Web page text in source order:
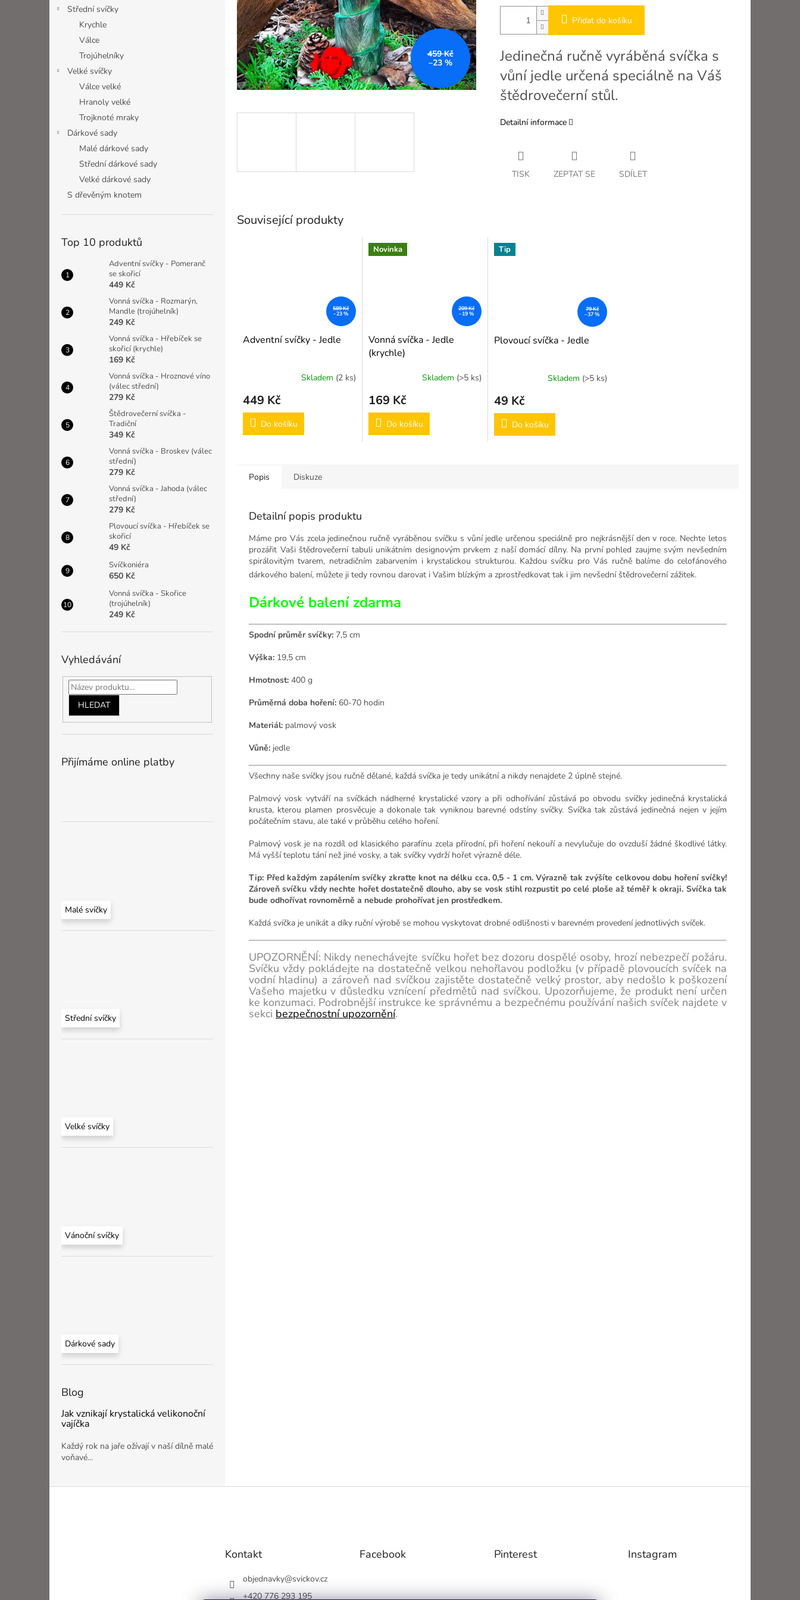
Střední svíčky
Krychle
Válce
Trojúhelníky
Velké svíčky
Válce velké
Hranoly velké
Trojknoté mraky
Dárkové sady
Malé dárkové sady
Střední dárkové sady
Velké dárkové sady
S dřevěným knotem
Top 10 produktů
Adventní svíčky - Pomeranč
se skořicí
449 Kč
Vonná svíčka - Rozmarýn,
Mandle (trojúhelník)
249 Kč
Vonná svíčka - Hřebíček se
skořicí (krychle)
169 Kč
Vonná svíčka - Hroznové víno
(válec střední)
279 Kč
Štědrovečerní svíčka -
Tradiční
349 Kč
Vonná svíčka - Broskev (válec
střední)
279 Kč
Vonná svíčka - Jahoda (válec
střední)
279 Kč
Plovoucí svíčka - Hřebíček se
skořicí
49 Kč
Svíčkoniéra
650 Kč
Vonná svíčka - Skořice
(trojúhelník)
249 Kč
Vyhledávání
HLEDAT
Přijímáme online platby
Malé svíčky
Střední svíčky
Velké svíčky
Vánoční svíčky
Dárkové sady
Blog
Jak vznikají krystalická velikonoční
vajíčka
Každý rok na jaře ožívají v naší dílně malé
voňavé...
459 Kč
–23 %
Přidat do košíku
Jedinečná ručně vyráběná svíčka s
vůní jedle určená speciálně na Váš
štědrovečerní stůl.
Detailní informace
TISK ZEPTAT SE SDÍLET
Související produkty
589 Kč
–23 %
Adventní svíčky - Jedle
Skladem (2 ks)
449 Kč
Do košíku
Novinka
209 Kč
–19 %
Vonná svíčka - Jedle
(krychle)
Skladem (>5 ks)
169 Kč
Do košíku
Tip
79 Kč
–37 %
Plovoucí svíčka - Jedle
Skladem (>5 ks)
49 Kč
Do košíku
Popis Diskuze
Detailní popis produktu
Máme pro Vás zcela jedinečnou ručně vyráběnou svíčku s vůní jedle určenou speciálně pro nejkrásnější den v roce. Nechte letos
prozářit Vaši štědrovečerní tabuli unikátním designovým prvkem z naší domácí dílny. Na první pohled zaujme svým nevšedním
spirálovitým tvarem, netradičním zabarvením i krystalickou strukturou. Každou svíčku pro Vás ručně balíme do celofánového
dárkového balení, můžete ji tedy rovnou darovat i Vašim blízkým a zprostředkovat tak i jim nevšední štědrovečerní zážitek.
Dárkové balení zdarma
Spodní průměr svíčky: 7,5 cm
Výška: 19,5 cm
Hmotnost: 400 g
Průměrná doba hoření: 60-70 hodin
Materiál: palmový vosk
Vůně: jedle
Všechny naše svíčky jsou ručně dělané, každá svíčka je tedy unikátní a nikdy nenajdete 2 úplně stejné.
Palmový vosk vytváří na svíčkách nádherné krystalické vzory a při odhořívání zůstává po obvodu svíčky jedinečná krystalická
krusta, kterou plamen prosvěcuje a dokonale tak vyniknou barevné odstíny svíčky. Svíčka tak zůstává jedinečná nejen v jejím
počátečním stavu, ale také v průběhu celého hoření.
Palmový vosk je na rozdíl od klasického parafínu zcela přírodní, při hoření nekouří a nevylučuje do ovzduší žádné škodlivé látky.
Má vyšší teplotu tání než jiné vosky, a tak svíčky vydrží hořet výrazně déle.
Tip: Před každým zapálením svíčky zkraťte knot na délku cca. 0,5 - 1 cm. Výrazně tak zvýšíte celkovou dobu hoření svíčky!
Zároveň svíčku vždy nechte hořet dostatečně dlouho, aby se vosk stihl rozpustit po celé ploše až téměř k okraji. Svíčka tak
bude odhořívat rovnoměrně a nebude prohořívat jen prostředkem.
Každá svíčka je unikát a díky ruční výrobě se mohou vyskytovat drobné odlišnosti v barevném provedení jednotlivých svíček.
UPOZORNĚNÍ: Nikdy nenechávejte svíčku hořet bez dozoru dospělé osoby, hrozí nebezpečí požáru.
Svíčku vždy pokládejte na dostatečně velkou nehořlavou podložku (v případě plovoucích svíček na
vodní hladinu) a zároveň nad svíčkou zajistěte dostatečně velký prostor, aby nedošlo k poškození
Vašeho majetku v důsledku vznícení předmětů nad svíčkou. Upozorňujeme, že produkt není určen
ke konzumaci. Podrobnější instrukce ke správnému a bezpečnému používání našich svíček najdete v
sekci bezpečnostní upozornění.
Kontakt
objednavky@svickov.cz
+420 776 293 195
Facebook Pinterest Instagram